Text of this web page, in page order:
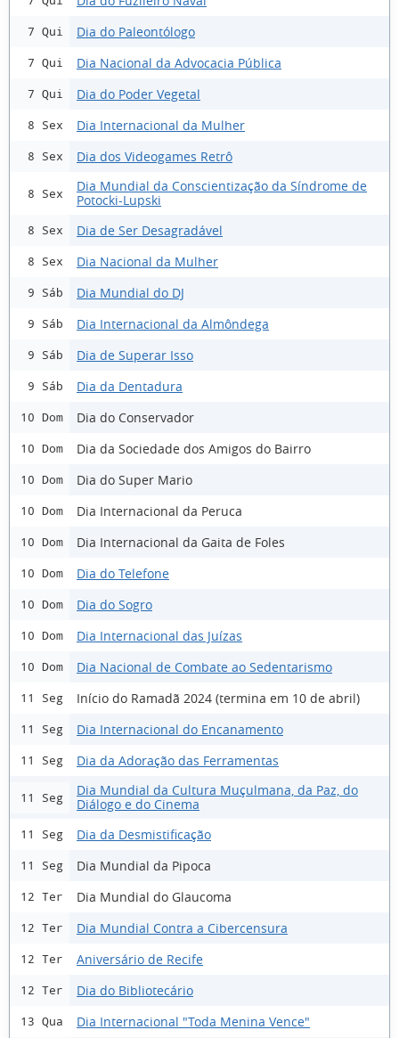
7 Qui Dia do Paleontólogo
7 Qui Dia Nacional da Advocacia Pública
7 Qui Dia do Poder Vegetal
8 Sex Dia Internacional da Mulher
8 Sex Dia dos Videogames Retrô
8 Sex
Dia Mundial da Conscientização da Síndrome de
Potocki-Lupski
8 Sex Dia de Ser Desagradável
8 Sex Dia Nacional da Mulher
9 Sáb Dia Mundial do DJ
9 Sáb Dia Internacional da Almôndega
9 Sáb Dia de Superar Isso
9 Sáb Dia da Dentadura
10 Dom Dia do Conservador
10 Dom Dia da Sociedade dos Amigos do Bairro
10 Dom Dia do Super Mario
10 Dom Dia Internacional da Peruca
10 Dom Dia Internacional da Gaita de Foles
10 Dom Dia do Telefone
10 Dom Dia do Sogro
10 Dom Dia Internacional das Juízas
10 Dom Dia Nacional de Combate ao Sedentarismo
11 Seg Início do Ramadã 2024 (termina em 10 de abril)
11 Seg Dia Internacional do Encanamento
11 Seg Dia da Adoração das Ferramentas
11 Seg
Dia Mundial da Cultura Muçulmana, da Paz, do
Diálogo e do Cinema
11 Seg Dia da Desmistificação
11 Seg Dia Mundial da Pipoca
12 Ter Dia Mundial do Glaucoma
12 Ter Dia Mundial Contra a Cibercensura
12 Ter Aniversário de Recife
12 Ter Dia do Bibliotecário
13 Qua Dia Internacional "Toda Menina Vence"